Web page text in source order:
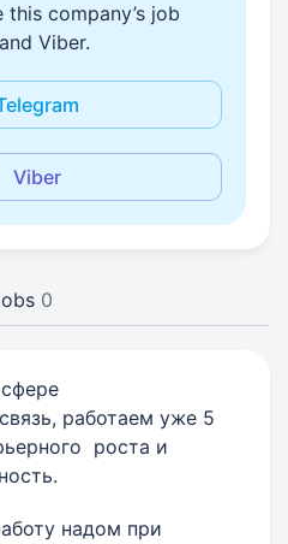
company’s job
Viber.
Viber
0
работаем уже 5
роста и
надом при